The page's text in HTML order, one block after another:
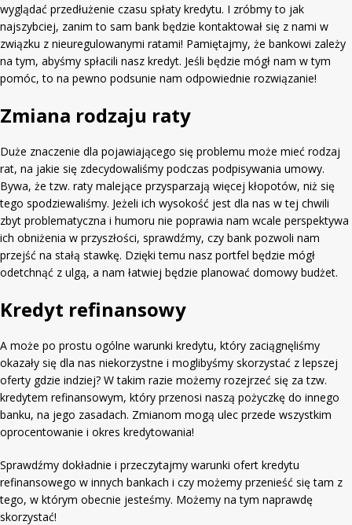
wyglądać przedłużenie czasu spłaty kredytu. I zróbmy to jak
najszybciej, zanim to sam bank będzie kontaktował się z nami w
związku z nieuregulowanymi ratami! Pamiętajmy, że bankowi zależy
na tym, abyśmy spłacili nasz kredyt. Jeśli będzie mógł nam w tym
pomóc, to na pewno podsunie nam odpowiednie rozwiązanie!
Zmiana rodzaju raty
Duże znaczenie dla pojawiającego się problemu może mieć rodzaj
rat, na jakie się zdecydowaliśmy podczas podpisywania umowy.
Bywa, że tzw. raty malejące przysparzają więcej kłopotów, niż się
tego spodziewaliśmy. Jeżeli ich wysokość jest dla nas w tej chwili
zbyt problematyczna i humoru nie poprawia nam wcale perspektywa
ich obniżenia w przyszłości, sprawdźmy, czy bank pozwoli nam
przejść na stałą stawkę. Dzięki temu nasz portfel będzie mógł
odetchnąć z ulgą, a nam łatwiej będzie planować domowy budżet.
Kredyt refinansowy
A może po prostu ogólne warunki kredytu, który zaciągnęliśmy
okazały się dla nas niekorzystne i moglibyśmy skorzystać z lepszej
oferty gdzie indziej? W takim razie możemy rozejrzeć się za tzw.
kredytem refinansowym, który przenosi naszą pożyczkę do innego
banku, na jego zasadach. Zmianom mogą ulec przede wszystkim
oprocentowanie i okres kredytowania!
Sprawdźmy dokładnie i przeczytajmy warunki ofert kredytu
refinansowego w innych bankach i czy możemy przenieść się tam z
tego, w którym obecnie jesteśmy. Możemy na tym naprawdę
skorzystać!